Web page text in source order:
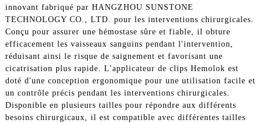
innovant fabriqué par HANGZHOU SUNSTONE
TECHNOLOGY CO., LTD. pour les interventions chirurgicales.
Conçu pour assurer une hémostase sûre et fiable, il obture
efficacement les vaisseaux sanguins pendant l'intervention,
réduisant ainsi le risque de saignement et favorisant une
cicatrisation plus rapide. L'applicateur de clips Hemolok est
doté d'une conception ergonomique pour une utilisation facile et
un contrôle précis pendant les interventions chirurgicales.
Disponible en plusieurs tailles pour répondre aux différents
besoins chirurgicaux, il est compatible avec différentes tailles